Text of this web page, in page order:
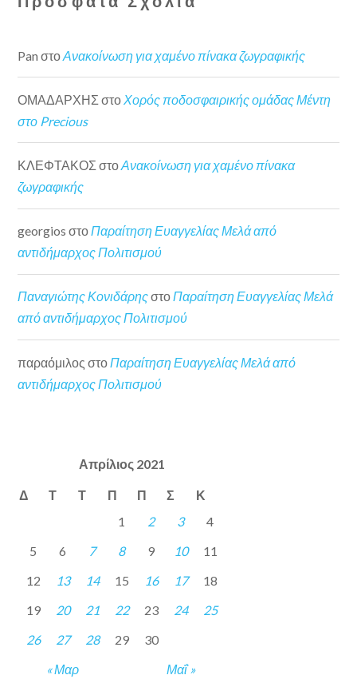
Pan στοΑνακοίνωση για χαμένο πίνακα ζωγραφικής
ΟΜΑΔΑΡΧΗΣ στο Χορός ποδοσφαιρικής ομάδας Μέντη
στο Precious
ΚΛΕΦΤΑΚΟΣ στοΑνακοίνωση για χαμένο πίνακα
ζωγραφικής
georgios στοΠαραίτηση Ευαγγελίας Μελά από
αντιδήμαρχος Πολιτισμού
Παναγιώτης ΚονιδάρηςστοΠαραίτηση Ευαγγελίας Μελά
από αντιδήμαρχος Πολιτισμού
παραόμιλος στο Παραίτηση Ευαγγελίας Μελά από
αντιδήμαρχος Πολιτισμού
Απρίλιος 2021
Δ Τ Τ Π Π Σ Κ
« Μαρ Μαΐ »
1 2 3
4
5
6 7 8 9 10
11
12
13 14 15 16 17
18
19
20 21 22 23 24
25
26
27 28 29 30